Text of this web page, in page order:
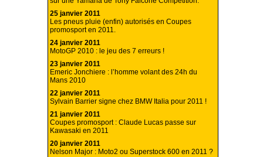
25 janvier 2011
Les pneus pluie (enfin) autorisés en Coupes
promosport en 2011.
24 janvier 2011
MotoGP 2010 : le jeu des 7 erreurs !
23 janvier 2011
Emeric Jonchiere : l’homme volant des 24h du
Mans 2010
22 janvier 2011
Sylvain Barrier signe chez BMW Italia pour 2011 !
21 janvier 2011
Coupes promosport : Claude Lucas passe sur
Kawasaki en 2011
20 janvier 2011
Nelson Major : Moto2 ou Superstock 600 en 2011 ?